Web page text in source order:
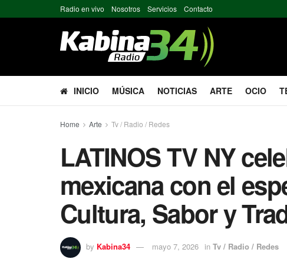
Radio en vivo Nosotros Servicios Contacto
INICIO MÚSICA NOTICIAS ARTE OCIO
Home Arte Tv / Radio / Redes
LATINOS TV NY
mexicana con el
Cultura, Sabor y
by Kabina34 mayo 7, 2026 in Tv / Radio / Redes